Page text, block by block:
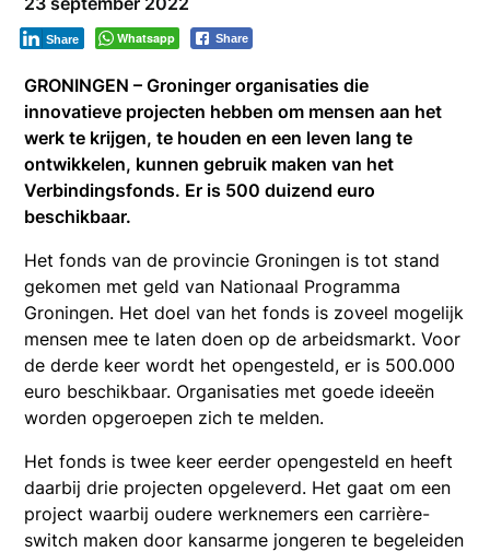
Whatsapp Share
Share
GRONINGEN – Groninger organisaties die
innovatieve projecten hebben om mensen aan het
werk te krijgen, te houden en een leven lang te
ontwikkelen, kunnen gebruik maken van het
Verbindingsfonds. Er is 500 duizend euro
beschikbaar.
Het fonds van de provincie Groningen is tot stand
gekomen met geld van Nationaal Programma
Groningen. Het doel van het fonds is zoveel mogelijk
mensen mee te laten doen op de arbeidsmarkt. Voor
de derde keer wordt het opengesteld, er is 500.000
euro beschikbaar. Organisaties met goede ideeën
worden opgeroepen zich te melden.
Het fonds is twee keer eerder opengesteld en heeft
daarbij drie projecten opgeleverd. Het gaat om een
project waarbij oudere werknemers een carrière-
switch maken door kansarme jongeren te begeleiden